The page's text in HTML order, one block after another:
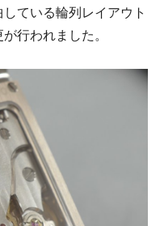
ている輪列レイアウト
行われました。